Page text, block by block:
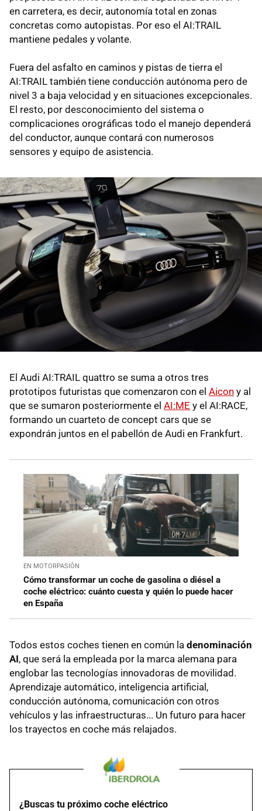
en carretera, es decir, autonomía total en zonas
concretas como autopistas. Por eso el AI:TRAIL
mantiene pedales y volante.
Fuera del asfalto en caminos y pistas de tierra el
AI:TRAIL también tiene conducción autónoma pero de
nivel 3 a baja velocidad y en situaciones excepcionales.
El resto, por desconocimiento del sistema o
complicaciones orográficas todo el manejo dependerá
del conductor, aunque contará con numerosos
sensores y equipo de asistencia.
El Audi AI:TRAIL quattro se suma a otros tres
prototipos futuristas que comenzaron con el Aicon y al
que se sumaron posteriormente el AI:ME y el AI:RACE,
formando un cuarteto de concept cars que se
expondrán juntos en el pabellón de Audi en Frankfurt.
EN MOTORPASIÓN
Cómo transformar un coche de gasolina o diésel a
coche eléctrico: cuánto cuesta y quién lo puede hacer
en España
Todos estos coches tienen en común la denominación
AI, que será la empleada por la marca alemana para
englobar las tecnologías innovadoras de movilidad.
Aprendizaje automático, inteligencia artificial,
conducción autónoma, comunicación con otros
vehículos y las infraestructuras... Un futuro para hacer
los trayectos en coche más relajados.
¿Buscas tu próximo coche eléctrico